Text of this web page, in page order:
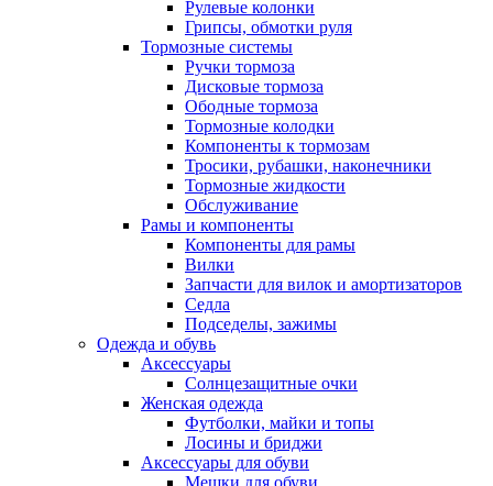
Рулевые колонки
Грипсы, обмотки руля
Тормозные системы
Ручки тормоза
Дисковые тормоза
Ободные тормоза
Тормозные колодки
Компоненты к тормозам
Тросики, рубашки, наконечники
Тормозные жидкости
Обслуживание
Рамы и компоненты
Компоненты для рамы
Вилки
Запчасти для вилок и амортизаторов
Седла
Подседелы, зажимы
Одежда и обувь
Аксессуары
Солнцезащитные очки
Женская одежда
Футболки, майки и топы
Лосины и бриджи
Аксессуары для обуви
Мешки для обуви